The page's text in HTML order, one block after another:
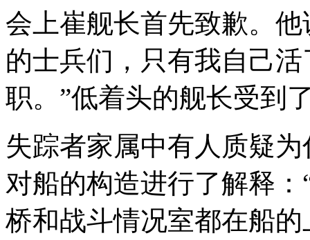
会上崔舰长首先致歉。
的士兵们，只有我自己
职。”低着头的舰长受到
失踪者家属中有人质疑
对船的构造进行了解释
桥和战斗情况室都在船